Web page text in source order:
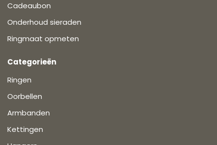
Cadeaubon
Onderhoud sieraden
Ringmaat opmeten
Categorieën
Ringen
Oorbellen
Armbanden
Kettingen